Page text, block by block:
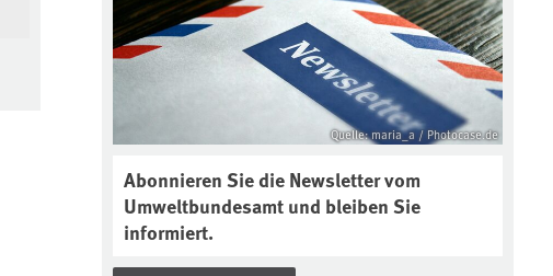
Quelle: maria_a / Photocase.de
Abonnieren Sie die Newsletter vom
Umweltbundesamt und bleiben Sie
informiert.